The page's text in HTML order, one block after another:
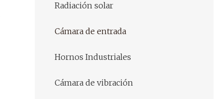
Radiación solar
Cámara de entrada
Hornos Industriales
Cámara de vibración